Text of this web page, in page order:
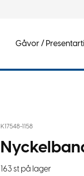
Gåvor /
K17548-1158
163 st på lager